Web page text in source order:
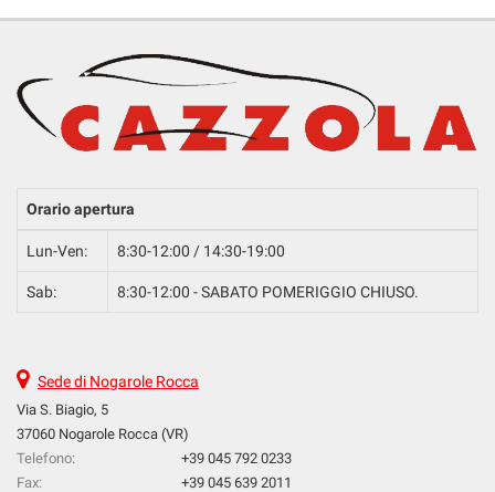
Orario apertura
Lun-Ven: 8:30-12:00 / 14:30-19:00
Sab: 8:30-12:00 - SABATO POMERIGGIO CHIUSO.
Sede di Nogarole Rocca
Via S. Biagio, 5
37060 Nogarole Rocca (VR)
Telefono:
+39 045 792 0233
Fax:
+39 045 639 2011